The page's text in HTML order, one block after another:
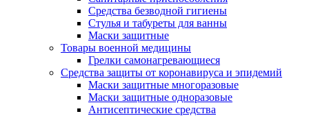
Средства безводной гигиены
Стулья и табуреты для ванны
Маски защитные
Товары военной медицины
Грелки самонагревающиеся
Средства защиты от коронавируса и эпидемий
Маски защитные многоразовые
Маски защитные одноразовые
Антисептические средства